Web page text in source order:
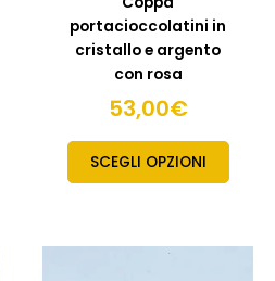
portacioccolatini in
cristallo e argento
con rosa
53,00€
SCEGLI OPZIONI